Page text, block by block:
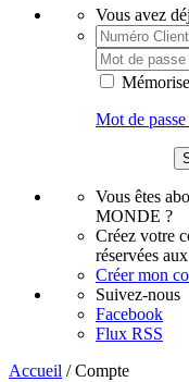
Vous avez
Mot de
Vous êtes
MONDE ?
Créez votre
réservées
Créer mon
Suivez-nous
Facebook
Flux RSS
Accueil /Compte